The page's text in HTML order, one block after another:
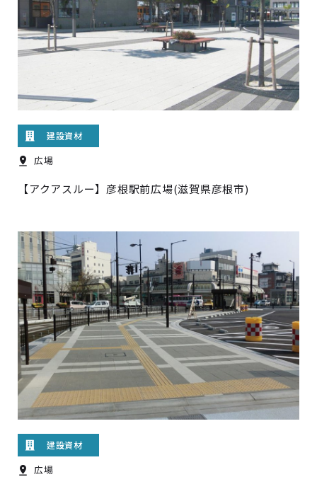
建設資材
広場
【アクアスルー】彦根駅前広場(滋賀県彦根市)
建設資材
広場